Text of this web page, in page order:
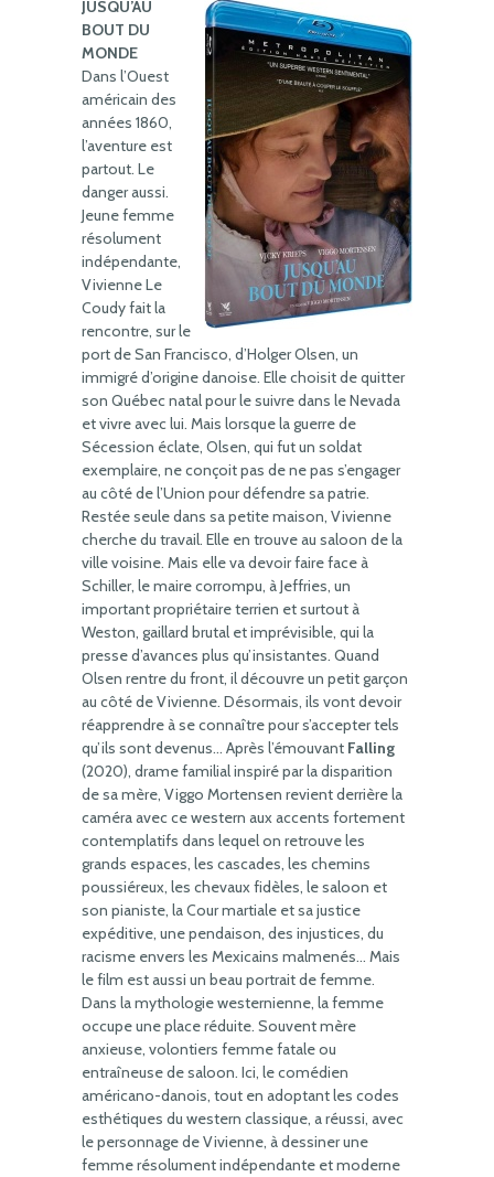
JUSQU’AU
BOUT DU
MONDE
Dans l’Ouest
américain des
années 1860,
l’aventure est
partout. Le
danger aussi.
Jeune femme
résolument
indépendante,
Vivienne Le
Coudy fait la
rencontre, sur le
port de San Francisco, d’Holger Olsen, un
immigré d’origine danoise. Elle choisit de quitter
son Québec natal pour le suivre dans le Nevada
et vivre avec lui. Mais lorsque la guerre de
Sécession éclate, Olsen, qui fut un soldat
exemplaire, ne conçoit pas de ne pas s’engager
au côté de l’Union pour défendre sa patrie.
Restée seule dans sa petite maison, Vivienne
cherche du travail. Elle en trouve au saloon de la
ville voisine. Mais elle va devoir faire face à
Schiller, le maire corrompu, à Jeffries, un
important propriétaire terrien et surtout à
Weston, gaillard brutal et imprévisible, qui la
presse d’avances plus qu’insistantes. Quand
Olsen rentre du front, il découvre un petit garçon
au côté de Vivienne. Désormais, ils vont devoir
réapprendre à se connaître pour s’accepter tels
qu’ils sont devenus… Après l’émouvant Falling
(2020), drame familial inspiré par la disparition
de sa mère, Viggo Mortensen revient derrière la
caméra avec ce western aux accents fortement
contemplatifs dans lequel on retrouve les
grands espaces, les cascades, les chemins
poussiéreux, les chevaux fidèles, le saloon et
son pianiste, la Cour martiale et sa justice
expéditive, une pendaison, des injustices, du
racisme envers les Mexicains malmenés… Mais
le film est aussi un beau portrait de femme.
Dans la mythologie westernienne, la femme
occupe une place réduite. Souvent mère
anxieuse, volontiers femme fatale ou
entraîneuse de saloon. Ici, le comédien
américano-danois, tout en adoptant les codes
esthétiques du western classique, a réussi, avec
le personnage de Vivienne, à dessiner une
femme résolument indépendante et moderne